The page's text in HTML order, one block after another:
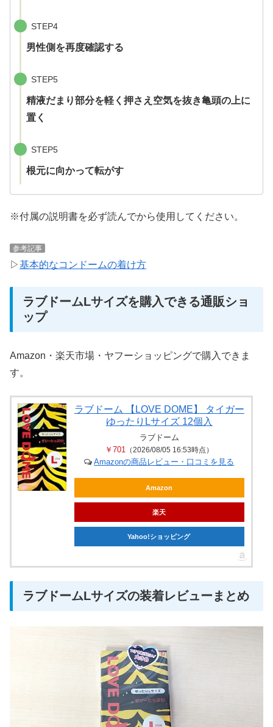
STEP4
男性側を再度確認する
STEP5
精液だまり部分を軽く押さえ空気を抜き亀頭の上に
置く
STEP5
根元に向かって転がす
※付属の説明書を必ず読んでから使用してください。
参考記事
▷基本的なコンドームの着け方
ラブドームLサイズを購入できる通販ショ
ップ
Amazon・楽天市場・ヤフーショッピングで購入できま
す。
ラブドーム 【LOVE DOME】 タイガー
ゆったりLサイズ 12個入
ラブドーム
￥701
（2026/08/05 16:53時点）
Amazonの商品レビュー・口コミを見る
Amazon
楽天
Yahoo!ショッピング
ラブドームLサイズの装着レビューまとめ